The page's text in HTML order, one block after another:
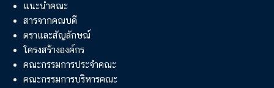
แนะนำคณะ
สารจากคณบดี
ตราและสัญลักษณ์
โครงสร้างองค์กร
คณะกรรมการประจำคณะ
คณะกรรมการบริหารคณะ